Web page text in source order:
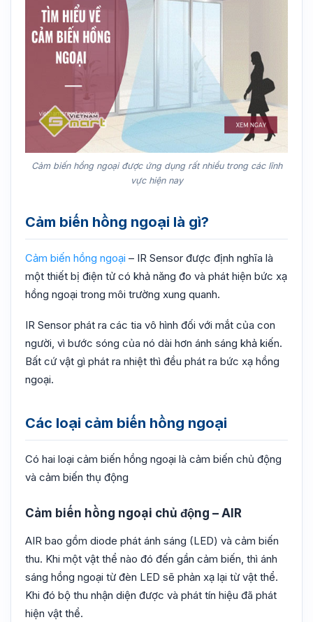
Cảm biến hồng ngoại được ứng dụng rất nhiều trong các lĩnh
vực hiện nay
Cảm biến hồng ngoại là gì?
Cảm biến hồng ngoại – IR Sensor được định nghĩa là
một thiết bị điện tử có khả năng đo và phát hiện bức xạ
hồng ngoại trong môi trường xung quanh.
IR Sensor phát ra các tia vô hình đối với mắt của con
người, vì bước sóng của nó dài hơn ánh sáng khả kiến.
Bất cứ vật gì phát ra nhiệt thì đều phát ra bức xạ hồng
ngoại.
Các loại cảm biến hồng ngoại
Có hai loại cảm biến hồng ngoại là cảm biến chủ động
và cảm biến thụ động
Cảm biến hồng ngoại chủ động – AIR
AIR bao gồm diode phát ánh sáng (LED) và cảm biến
thu. Khi một vật thể nào đó đến gần cảm biến, thì ánh
sáng hồng ngoại từ đèn LED sẽ phản xạ lại từ vật thể.
Khi đó bộ thu nhận diện được và phát tín hiệu đã phát
hiện vật thể.